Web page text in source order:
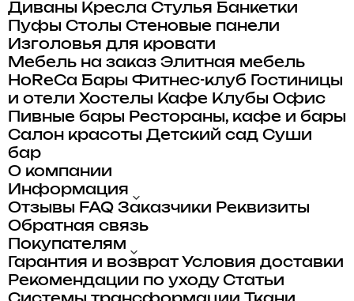
Диваны Кресла Стулья Банкетки
Пуфы Столы Стеновые панели
Изголовья для кровати
Мебель на заказ Элитная мебель
HoReCa Бары Фитнес-клуб
Гостиницы
и отели Хостелы Кафе Клубы Офис
Пивные бары Рестораны, кафе и бары
Салон красоты Детский сад Суши
бар
О компании
Информация
Отзывы FAQ Заказчики Реквизиты
Обратная связь
Покупателям
Гарантия и возврат Условия доставки
Рекомендации по уходу Статьи